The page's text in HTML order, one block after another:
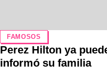
FAMOSOS
Perez Hilton ya
informó su familia